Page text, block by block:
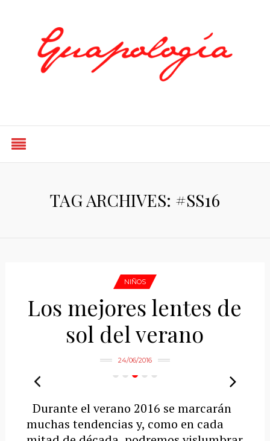
TAG ARCHIVES: #SS16
NIÑOS
Los mejores lentes de
sol del verano
24/06/2016
Durante el verano 2016 se marcarán
muchas tendencias y, como en cada